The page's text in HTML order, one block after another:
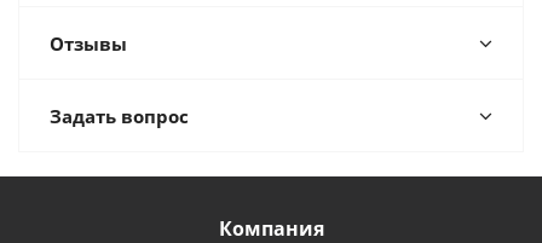
Отзывы
Задать вопрос
Компания